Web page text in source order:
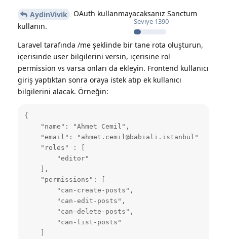
Seviye 1390
AydinVivik
OAuth kullanmayacaksanız Sanctum
kullanın.
Laravel tarafında /me şeklinde bir tane rota oluşturun,
içerisinde user bilgilerini versin, içerisine rol
permission vs varsa onları da ekleyin. Frontend kullanıcı
giriş yaptıktan sonra oraya istek atıp ek kullanıcı
bilgilerini alacak. Örneğin:
{
    "name": "Ahmet Cemil",
    "email": "ahmet.cemil@babiali.istanbul"
    "roles" : [
        "editor"
    ],
    "permissions": [
        "can-create-posts",
        "can-edit-posts",
        "can-delete-posts",
        "can-list-posts"